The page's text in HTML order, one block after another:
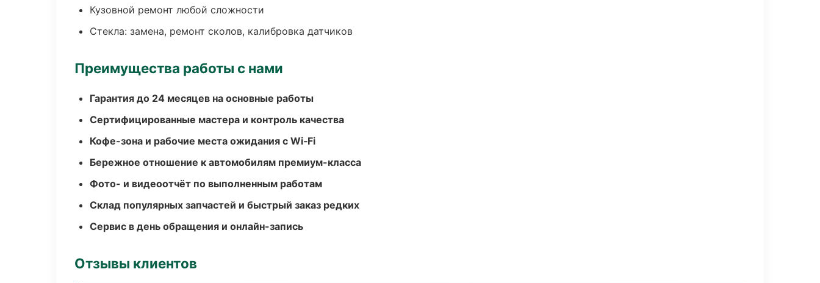
Кузовной ремонт любой сложности
Стекла: замена, ремонт сколов, калибровка датчиков
Преимущества работы с нами
Гарантия до 24 месяцев на основные работы
Сертифицированные мастера и контроль качества
Кофе-зона и рабочие места ожидания с Wi‑Fi
Бережное отношение к автомобилям премиум-класса
Фото- и видеоотчёт по выполненным работам
Склад популярных запчастей и быстрый заказ редких
Сервис в день обращения и онлайн-запись
Отзывы клиентов